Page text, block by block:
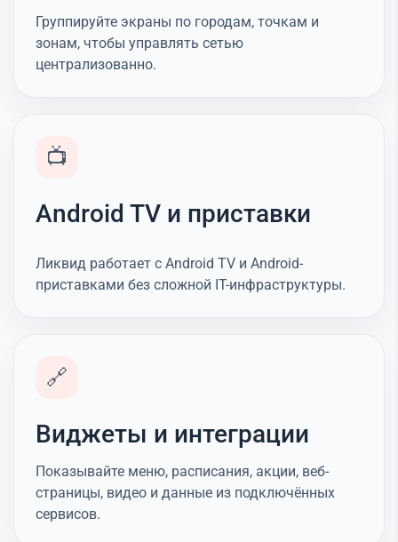
Группируйте экраны по городам, точкам и
зонам, чтобы управлять сетью
централизованно.
📺
Android TV и приставки
Ликвид работает с Android TV и Android-
приставками без сложной IT-инфраструктуры.
🔗
Виджеты и интеграции
Показывайте меню, расписания, акции, веб-
страницы, видео и данные из подключённых
сервисов.